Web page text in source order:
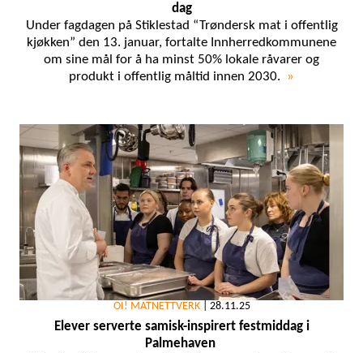
dag
Under fagdagen på Stiklestad “Trøndersk mat i offentlig
kjøkken” den 13. januar, fortalte Innherredkommunene
om sine mål for å ha minst 50% lokale råvarer og
produkt i offentlig måltid innen 2030.
»
OI! MATNETTVERK| 28.11.25
Elever serverte samisk-inspirert festmiddag i
Palmehaven